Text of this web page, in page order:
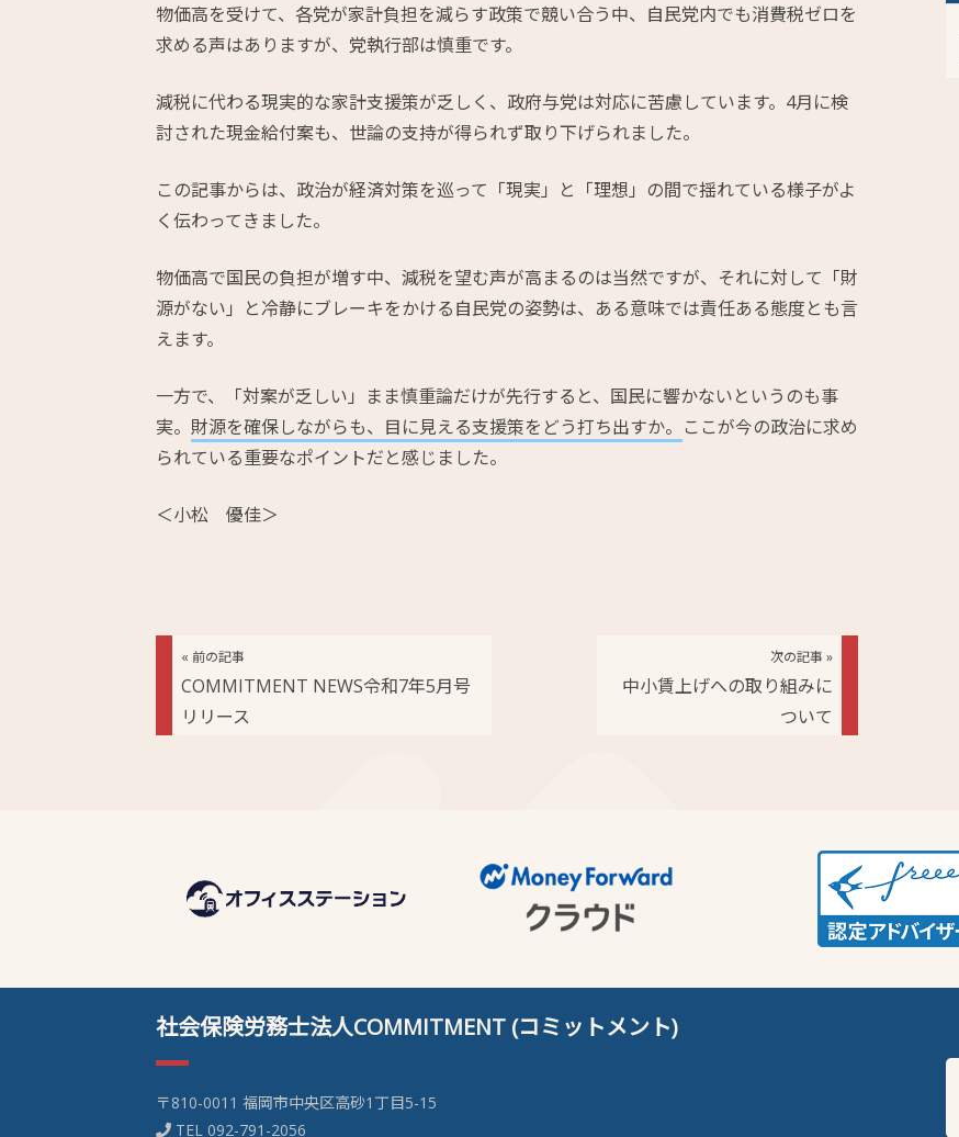
物価高を受けて、各党が家計負担を減らす政策で競い合う中、自民党内でも消費税ゼロを
求める声はありますが、党執行部は慎重です。
減税に代わる現実的な家計支援策が乏しく、政府与党は対応に苦慮しています。4月に検
討された現金給付案も、世論の支持が得られず取り下げられました。
この記事からは、政治が経済対策を巡って「現実」と「理想」の間で揺れている様子がよ
く伝わってきました。
物価高で国民の負担が増す中、減税を望む声が高まるのは当然ですが、それに対して「財
源がない」と冷静にブレーキをかける自民党の姿勢は、ある意味では責任ある態度とも言
えます。
一方で、「対案が乏しい」まま慎重論だけが先行すると、国民に響かないというのも事
実。 財源を確保しながらも、目に見える支援策をどう打ち出すか。 ここが今の政治に求め
られている重要なポイントだと感じました。
＜小松 優佳＞
« 前の記事
COMMITMENT NEWS令和7年5月号
リリース
次の記事 »
中小賃上げへの取り組みに
ついて
社会保険労務士法人COMMITMENT (コミットメント)
〒810-0011 福岡市中央区高砂1丁目5-15
TEL 092-791-2056